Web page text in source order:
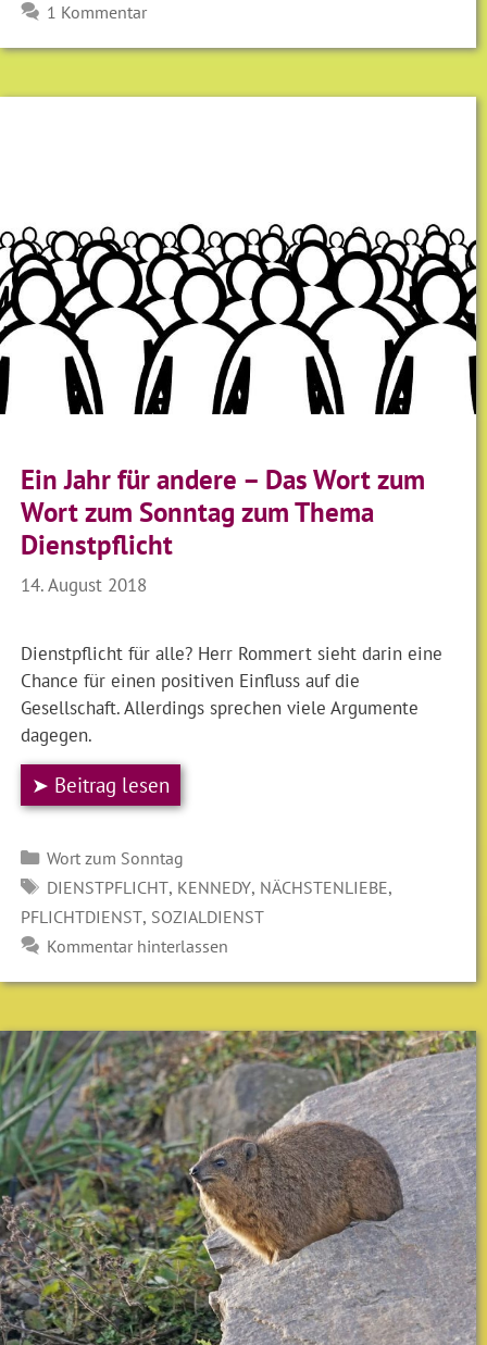
1 Kommentar
Ein Jahr für andere – Das Wort zum
Wort zum Sonntag zum Thema
Dienstpflicht
14. August 2018
Dienstpflicht für alle? Herr Rommert sieht darin eine
Chance für einen positiven Einfluss auf die
Gesellschaft. Allerdings sprechen viele Argumente
dagegen.
➤ Beitrag lesen
Kategorien
Wort zum Sonntag
SCHLAGWÖRTER
DIENSTPFLICHT, KENNEDY, NÄCHSTENLIEBE,
PFLICHTDIENST, SOZIALDIENST
Kommentar hinterlassen